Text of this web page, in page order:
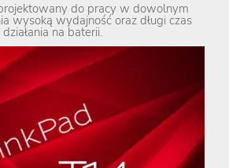
do pracy w dowolnym
wysoką wydajność oraz długi czas
działania na baterii.